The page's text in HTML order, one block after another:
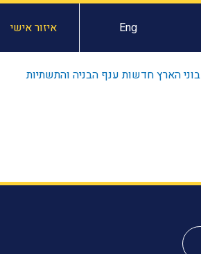
Eng איזור אישי
בוני הארץ חדשות ענף הבניה והתשתיות